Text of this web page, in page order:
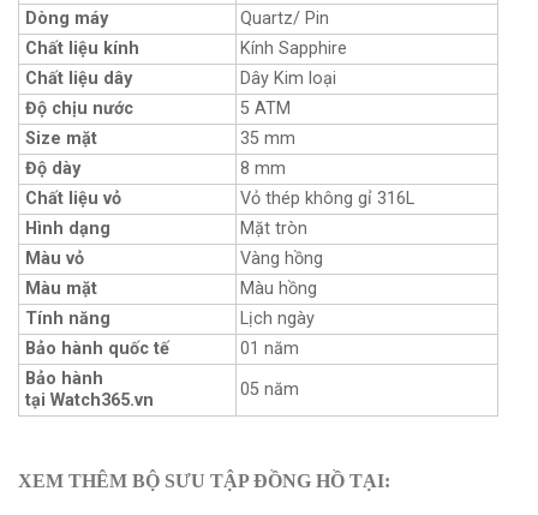
Dòng máy
Quartz/ Pin
Chất liệu kính
Kính Sapphire
Chất liệu dây
Dây Kim loại
Độ chịu nước
5 ATM
Size mặt
35 mm
Độ dày
8 mm
Chất liệu vỏ
Vỏ thép không gỉ 316L
Hình dạng
Mặt tròn
Màu vỏ
Vàng hồng
Màu mặt
Màu hồng
Tính năng
Lịch ngày
Bảo hành quốc tế
01 năm
Bảo hành
tại Watch365.vn
05 năm
XEM THÊM BỘ SƯU TẬP ĐỒNG HỒ TẠI: